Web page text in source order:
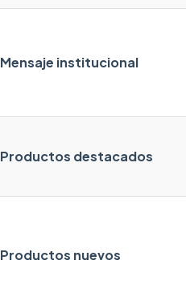
Mensaje institucional
Productos destacados
Productos nuevos